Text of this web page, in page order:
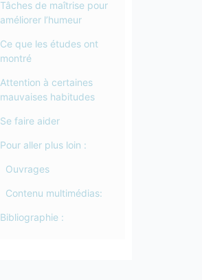
Tâches de maîtrise pour
améliorer l’humeur
Ce que les études ont
montré
Attention à certaines
mauvaises habitudes
Se faire aider
Pour aller plus loin :
Ouvrages
Contenu multimédias:
Bibliographie :